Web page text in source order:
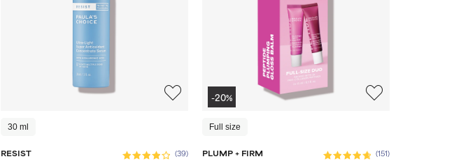
30 ml
RESIST (39)
-20%
Full size
PLUMP + FIRM (151)